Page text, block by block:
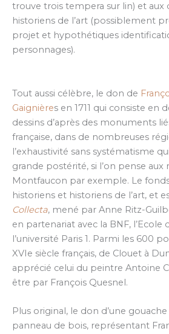
trouve trois tempera sur lin) et aux
historiens de l’art (possiblement
projet et hypothétiques
personnages).
Tout aussi célèbre, le don de
Gaignières en 1711 qui consiste en
dessins d’après des monuments
française, dans de nombreuses
l’exhaustivité sans systématisme
grande postérité, si l’on pense aux
Montfaucon par exemple. Le
historiens et historiens de l’art, et
Collecta, mené par Anne Ritz-
en partenariat avec la BNF, l’Ecole
l’université Paris 1. Parmi les 600
XVIe siècle français, de Clouet à
apprécié celui du peintre Antoine
être par François Quesnel.
Plus original, le don d’une
panneau de bois, représentant